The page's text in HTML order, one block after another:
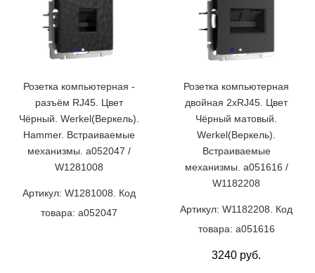
Розетка компьютерная -
разъём RJ45. Цвет
Чёрный. Werkel(Веркель).
Hammer. Встраиваемые
механизмы. a052047 /
W1281008
Артикул: W1281008. Код
товара: a052047
Розетка компьютерная
двойная 2хRJ45. Цвет
Чёрный матовый.
Werkel(Веркель).
Встраиваемые
механизмы. a051616 /
W1182208
Артикул: W1182208. Код
товара: a051616
3240 руб.